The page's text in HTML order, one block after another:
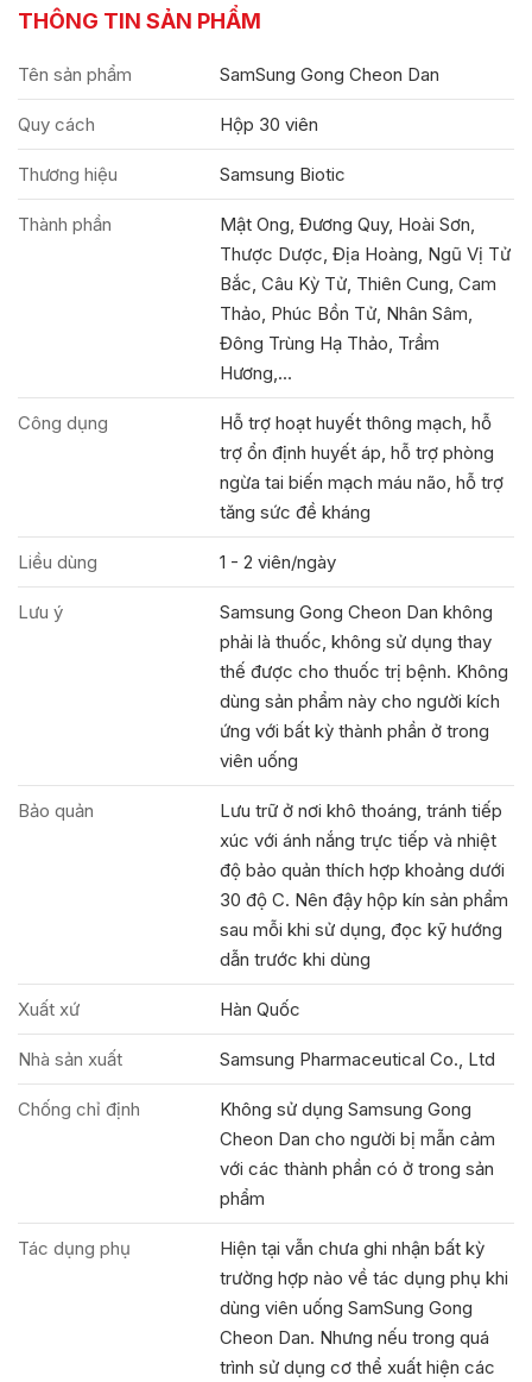
THÔNG TIN SẢN PHẨM
Tên sản phẩm SamSung Gong Cheon Dan
Quy cách Hộp 30 viên
Thương hiệu Samsung Biotic
Thành phần
Mật Ong, Đương Quy, Hoài Sơn,
Thược Dược, Địa Hoàng, Ngũ Vị Tử
Bắc, Câu Kỳ Tử, Thiên Cung, Cam
Thảo, Phúc Bồn Tử, Nhân Sâm,
Đông Trùng Hạ Thảo, Trầm
Hương,...
Công dụng
Hỗ trợ hoạt huyết thông mạch, hỗ
trợ ổn định huyết áp, hỗ trợ phòng
ngừa tai biến mạch máu não, hỗ trợ
tăng sức đề kháng
Liều dùng 1 - 2 viên/ngày
Lưu ý
Samsung Gong Cheon Dan không
phải là thuốc, không sử dụng thay
thế được cho thuốc trị bệnh. Không
dùng sản phẩm này cho người kích
ứng với bất kỳ thành phần ở trong
viên uống
Bảo quản
Lưu trữ ở nơi khô thoáng, tránh tiếp
xúc với ánh nắng trực tiếp và nhiệt
độ bảo quản thích hợp khoảng dưới
30 độ C. Nên đậy hộp kín sản phẩm
sau mỗi khi sử dụng, đọc kỹ hướng
dẫn trước khi dùng
Xuất xứ Hàn Quốc
Nhà sản xuất Samsung Pharmaceutical Co., Ltd
Chống chỉ định
Không sử dụng Samsung Gong
Cheon Dan cho người bị mẫn cảm
với các thành phần có ở trong sản
phẩm
Tác dụng phụ
Hiện tại vẫn chưa ghi nhận bất kỳ
trường hợp nào về tác dụng phụ khi
dùng viên uống SamSung Gong
Cheon Dan. Nhưng nếu trong quá
trình sử dụng cơ thể xuất hiện các